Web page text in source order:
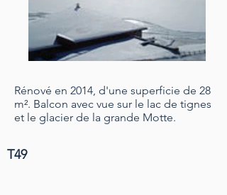
Rénové en 2014, d'une superficie de 28
m². Balcon avec vue sur le lac de tignes
et le glacier de la grande Motte.
T49